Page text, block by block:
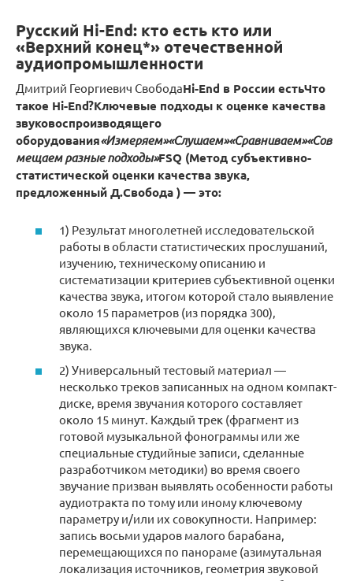
Русский Hi-End: кто есть кто или
«Верхний конец*» отечественной
аудиопромышленности
Дмитрий Георгиевич СвободаHi-End в России естьЧто
такое Hi-End?Ключевые подходы к оценке качества
звуковоспроизводящего
оборудования«Измеряем»«Слушаем»«Сравниваем»«Сов
мещаем разные подходы»FSQ (Метод субъективно-
статистической оценки качества звука,
предложенный Д.Свобода ) — это:
1) Результат многолетней исследовательской
работы в области статистических прослушаний,
изучению, техническому описанию и
систематизации критериев субъективной оценки
качества звука, итогом которой стало выявление
около 15 параметров (из порядка 300),
являющихся ключевыми для оценки качества
звука.
2) Универсальный тестовый материал —
несколько треков записанных на одном компакт-
диске, время звучания которого составляет
около 15 минут. Каждый трек (фрагмент из
готовой музыкальной фонограммы или же
специальные студийные записи, сделанные
разработчиком методики) во время своего
звучание призван выявлять особенности работы
аудиотракта по тому или иному ключевому
параметру и/или их совокупности. Например:
запись восьми ударов малого барабана,
перемещающихся по панораме (азимутальная
локализация источников, геометрия звуковой